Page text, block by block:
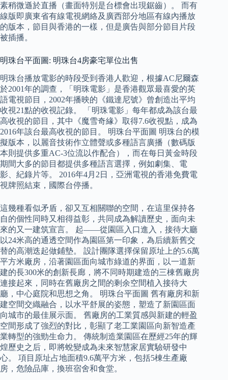
素稍微遜於直播（畫面特別是台標會出現鋸齒）。 而有
線版即廣東省有線電視網絡及廣西部分地區有線內播放
的版本，節目與香港的一樣，但是廣告與部分節目片段
被插播。
明珠台平面圖: 明珠台4房豪宅單位出售
明珠台播放電影的時段受到香港人歡迎，根據AC尼爾森
於2001年的調查，「明珠電影」是香港觀眾最喜愛的英
語電視節目，2002年播映的《鐵達尼號》曾創造出平均
收視21點的收視記錄。 「明珠電影」每年都成為該台最
高收視的節目，其中《魔雪奇緣》取得7.6收視點，成為
2016年該台最高收視的節目。 明珠台平面圖 明珠台的模
擬版本，以麗音技術作立體聲或多種語言廣播（數碼版
本則提供多重AC-3位流以作配合），而在每日黃金時段
期間大多的節目都提供多種語言選擇，例如劇集、電
影、紀錄片等。 2016年4月2日，亞洲電視的香港免費電
視牌照結束，國際台停播。
這幾種看似矛盾，卻又互相關聯的空間，在這里保持各
自的個性同時又相得益彰，共同成為解讀歷史，面向未
來的又一建筑宣言。 起——從園區入口進入，接待大廳
以24米高的通透空間作為園區第一印象，為后續新舊交
替的高潮迭起做鋪墊。 設計團隊選擇保留原址上的5.6萬
平方米廠房，沿著園區面向城市綠道的界面，以一道新
建的長300米的創新長廊，將不同時期建造的三棟舊廠房
連接起來，同時在舊廠房之間的剩余空間植入接待大
廳，中心庭院和思想之角。 明珠台平面圖 舊有廠房和新
建空間交織融合，以水平舒展的姿態，塑造了新園區面
向城市的最佳展示面。 舊廠房的工業質感與新建的輕盈
空間形成了強烈的對比，彰顯了老工業園區向新智造產
業轉型的強勁生命力。 傳統制造業園區在歷經25年的輝
煌歷史之后，即將蛻變成為未來智慧家居實驗研發中
心。 項目原址占地面積9.6萬平方米，包括5棟生產廠
房，危險品庫，換班宿舍和食堂。